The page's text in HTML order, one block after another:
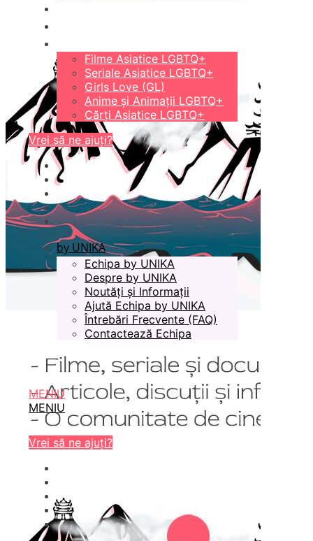
Filme Asiatice LGBTQ+
Seriale Asiatice LGBTQ+
Girls Love (GL)
Anime și Animații LGBTQ+
Cărți Asiatice LGBTQ+
Vrei să ne ajuți?
by UNIKA
Echipa by UNIKA
Despre by UNIKA
Noutăți și Informații
Ajută Echipa by UNIKA
Întrebări Frecvente (FAQ)
Contactează Echipa
MENIU
MENIU
Vrei să ne ajuți?